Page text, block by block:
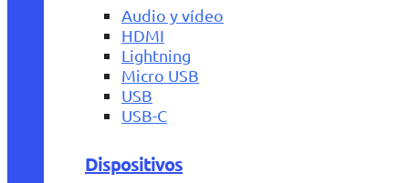
Audio y vídeo
HDMI
Lightning
Micro USB
USB
USB-C
Dispositivos